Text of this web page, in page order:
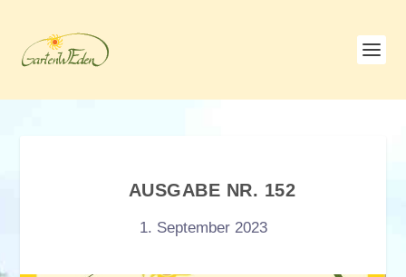
AUSGABE NR. 152
1. September 2023